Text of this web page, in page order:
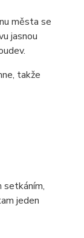
města se
jasnou
takže
setkáním,
jeden